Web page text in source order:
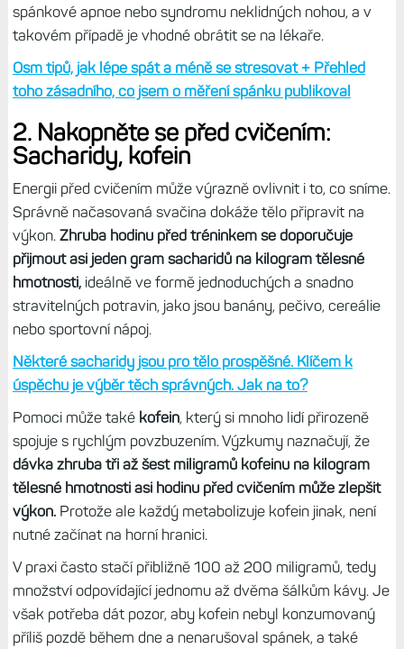
spánkové apnoe nebo syndromu neklidných nohou, a v
takovém případě je vhodné obrátit se na lékaře.
Osm tipů, jak lépe spát a méně se stresovat + Přehled
toho zásadního, co jsem o měření spánku publikoval
2. Nakopněte se před cvičením:
Sacharidy, kofein
Energii před cvičením může výrazně ovlivnit i to, co sníme.
Správně načasovaná svačina dokáže tělo připravit na
výkon. Zhruba hodinu před tréninkem se doporučuje
přijmout asi jeden gram sacharidů na kilogram tělesné
hmotnosti,ideálně ve formě jednoduchých a snadno
stravitelných potravin, jako jsou banány, pečivo, cereálie
nebo sportovní nápoj.
Některé sacharidy jsou pro tělo prospěšné. Klíčem k
úspěchu je výběr těch správných. Jak na to?
Pomoci může také kofein, který si mnoho lidí přirozeně
spojuje s rychlým povzbuzením. Výzkumy naznačují, že
dávka zhruba tři až šest miligramů kofeinu na kilogram
tělesné hmotnosti asi hodinu před cvičením může zlepšit
výkon.Protože ale každý metabolizuje kofein jinak, není
nutné začínat na horní hranici.
V praxi často stačí přibližně 100 až 200 miligramů, tedy
množství odpovídající jednomu až dvěma šálkům kávy. Je
však potřeba dát pozor, aby kofein nebyl konzumovaný
příliš pozdě během dne a nenarušoval spánek, a také